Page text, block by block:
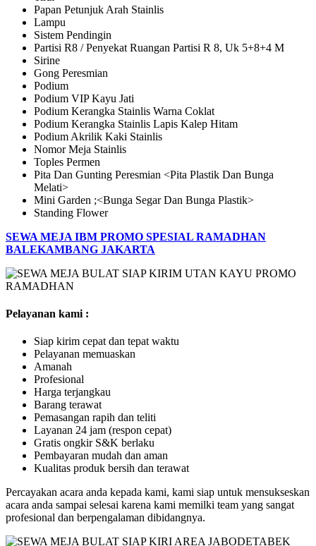
Papan Petunjuk Arah Stainlis
Lampu
Sistem Pendingin
Partisi R8 / Penyekat Ruangan Partisi R 8, Uk 5+8+4 M
Sirine
Gong Peresmian
Podium
Podium VIP Kayu Jati
Podium Kerangka Stainlis Warna Coklat
Podium Kerangka Stainlis Lapis Kalep Hitam
Podium Akrilik Kaki Stainlis
Nomor Meja Stainlis
Toples Permen
Pita Dan Gunting Peresmian <Pita Plastik Dan Bunga
Melati>
Mini Garden ;<Bunga Segar Dan Bunga Plastik>
Standing Flower
SEWA MEJA IBM PROMO SPESIAL RAMADHAN
BALEKAMBANG JAKARTA
Pelayanan kami :
Siap kirim cepat dan tepat waktu
Pelayanan memuaskan
Amanah
Profesional
Harga terjangkau
Barang terawat
Pemasangan rapih dan teliti
Layanan 24 jam (respon cepat)
Gratis ongkir S&K berlaku
Pembayaran mudah dan aman
Kualitas produk bersih dan terawat
Percayakan acara anda kepada kami, kami siap untuk mensukseskan
acara anda sampai selesai karena kami memilki team yang sangat
profesional dan berpengalaman dibidangnya.